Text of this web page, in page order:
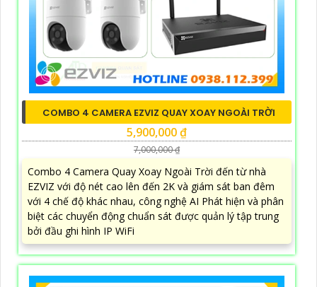
COMBO 4 CAMERA EZVIZ QUAY XOAY NGOÀI TRỜI
5,900,000 ₫
7,000,000 ₫
Combo 4 Camera Quay Xoay Ngoài Trời đến từ nhà
EZVIZ với độ nét cao lên đến 2K và giám sát ban đêm
với 4 chế độ khác nhau, công nghệ AI Phát hiện và phân
biệt các chuyển động chuẩn sát được quản lý tập trung
bởi đầu ghi hình IP WiFi